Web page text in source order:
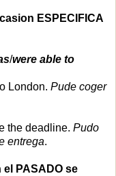
ESPECIFICA
/were able to
London.Pude coger
the deadline.Pudo
entrega.
el PASADO se